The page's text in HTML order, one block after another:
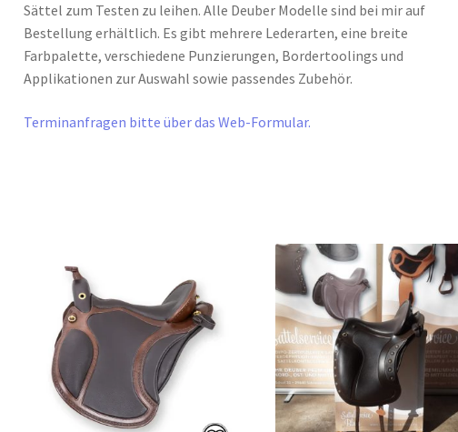
Sättel zum Testen zu leihen. Alle Deuber Modelle sind bei mir auf
Bestellung erhältlich. Es gibt mehrere Lederarten, eine breite
Farbpalette, verschiedene Punzierungen, Bordertoolings und
Applikationen zur Auswahl sowie passendes Zubehör.
Terminanfragen bitte über das Web-Formular.